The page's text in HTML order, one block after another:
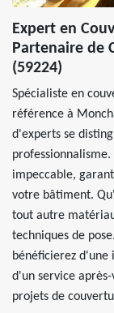
Expert en
Partenaire de
(59224)
Spécialiste en
référence à
d'experts se
professionnalisme.
impeccable,
votre bâtiment.
tout autre
techniques de
bénéficierez
d'un service
projets de